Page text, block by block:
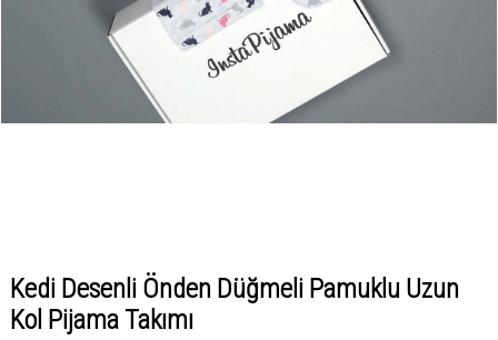
Kedi Desenli Önden Düğmeli Pamuklu Uzun
Kol Pijama Takımı